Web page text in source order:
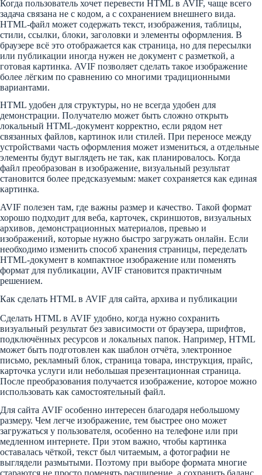
Когда пользователь хочет перевести HTML в AVIF, чаще всего
задача связана не с кодом, а с сохранением внешнего вида.
HTML-файл может содержать текст, изображения, таблицы,
стили, ссылки, блоки, заголовки и элементы оформления. В
браузере всё это отображается как страница, но для пересылки
или публикации иногда нужен не документ с разметкой, а
готовая картинка. AVIF позволяет сделать такое изображение
более лёгким по сравнению со многими традиционными
вариантами.
HTML удобен для структуры, но не всегда удобен для
демонстрации. Получателю может быть сложно открыть
локальный HTML-документ корректно, если рядом нет
связанных файлов, картинок или стилей. При переносе между
устройствами часть оформления может измениться, а отдельные
элементы будут выглядеть не так, как планировалось. Когда
файл преобразован в изображение, визуальный результат
становится более предсказуемым: макет сохраняется как единая
картинка.
AVIF полезен там, где важны размер и качество. Такой формат
хорошо подходит для веба, карточек, скриншотов, визуальных
архивов, демонстрационных материалов, превью и
изображений, которые нужно быстро загружать онлайн. Если
необходимо изменить способ хранения страницы, переделать
HTML-документ в компактное изображение или поменять
формат для публикации, AVIF становится практичным
решением.
Как сделать HTML в AVIF для сайта, архива и публикации
Сделать HTML в AVIF удобно, когда нужно сохранить
визуальный результат без зависимости от браузера, шрифтов,
подключённых ресурсов и локальных папок. Например, HTML
может быть подготовлен как шаблон отчёта, электронное
письмо, рекламный блок, страница товара, инструкция, прайс,
карточка услуги или небольшая презентационная страница.
После преобразования получается изображение, которое можно
использовать как самостоятельный файл.
Для сайта AVIF особенно интересен благодаря небольшому
размеру. Чем легче изображение, тем быстрее оно может
загружаться у пользователя, особенно на телефоне или при
медленном интернете. При этом важно, чтобы картинка
оставалась чёткой, текст был читаемым, а фотографии не
выглядели размытыми. Поэтому при выборе формата многие
стараются не просто поменять расширение, а сохранить баланс